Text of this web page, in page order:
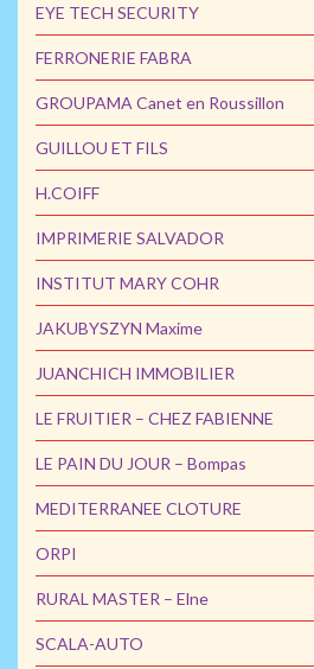
EYE TECH SECURITY
FERRONERIE FABRA
GROUPAMA Canet en Roussillon
GUILLOU ET FILS
H.COIFF
IMPRIMERIE SALVADOR
INSTITUT MARY COHR
JAKUBYSZYN Maxime
JUANCHICH IMMOBILIER
LE FRUITIER – CHEZ FABIENNE
LE PAIN DU JOUR – Bompas
MEDITERRANEE CLOTURE
ORPI
RURAL MASTER – Elne
SCALA-AUTO